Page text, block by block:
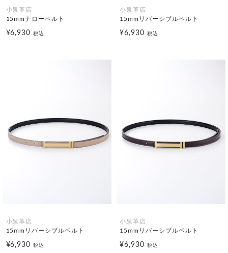
小泉革店
15mmナローベルト
¥6,930税込
小泉革店
15mmリバーシブルベルト
¥6,930 税込
小泉革店
15mmリバーシブルベルト
¥6,930税込
小泉革店
15mmリバーシブルベルト
¥6,930 税込